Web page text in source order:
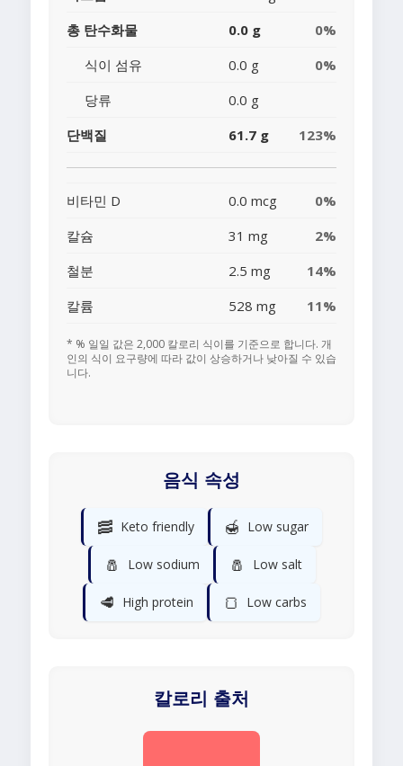
총 탄수화물
0.0 g
0%
식이 섬유
0.0 g
0%
당류
0.0 g
단백질
61.7 g 123%
비타민 D 0.0 mcg
0%
칼슘
31 mg
2%
철분
2.5 mg
14%
칼륨
528 mg 11%
* % 일일 값은 2,000 칼로리 식이를 기준으로 합니다. 개
인의 식이 요구량에 따라 값이 상승하거나 낮아질 수 있습
니다.
음식 속성
🥓 Keto friendly 🍯 Low sugar
🧂 Low sodium 🧂 Low salt
🥩 High protein 🍞 Low carbs
칼로리 출처